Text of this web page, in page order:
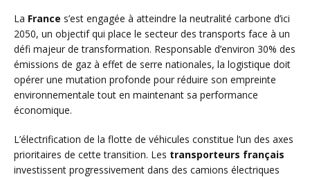
La France s’est engagée à atteindre la neutralité carbone d’ici
2050, un objectif qui place le secteur des transports face à un
défi majeur de transformation. Responsable d’environ 30% des
émissions de gaz à effet de serre nationales, la logistique doit
opérer une mutation profonde pour réduire son empreinte
environnementale tout en maintenant sa performance
économique.
L’électrification de la flotte de véhicules constitue l’un des axes
prioritaires de cette transition. Les transporteurs français
investissent progressivement dans des camions électriques